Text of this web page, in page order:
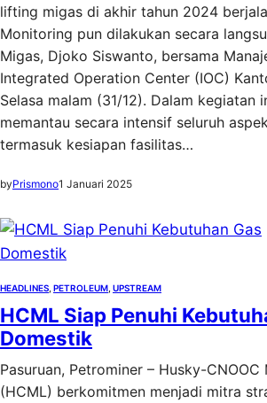
lifting migas di akhir tahun 2024
Monitoring pun dilakukan secara
Migas, Djoko Siswanto, bersama
Integrated Operation Center (IOC)
Selasa malam (31/12). Dalam kegiatan
memantau secara intensif seluruh
termasuk kesiapan fasilitas…
byPrismono1 Januari 2025
HEADLINES PETROLEUM UPSTREAM
HCML Siap Penuhi
Domestik
Pasuruan, Petrominer – Husky-
(HCML) berkomitmen menjadi mitra